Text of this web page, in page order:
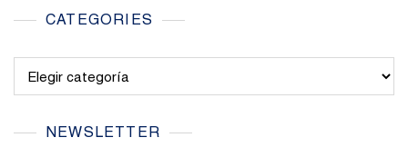
CATEGORIES
NEWSLETTER